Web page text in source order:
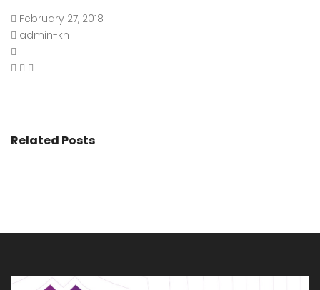
February 27, 2018
admin-kh
Related Posts